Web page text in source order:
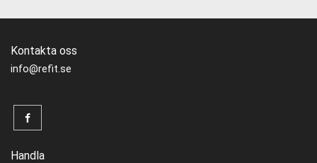
Kontakta oss
info@refit.se
Handla